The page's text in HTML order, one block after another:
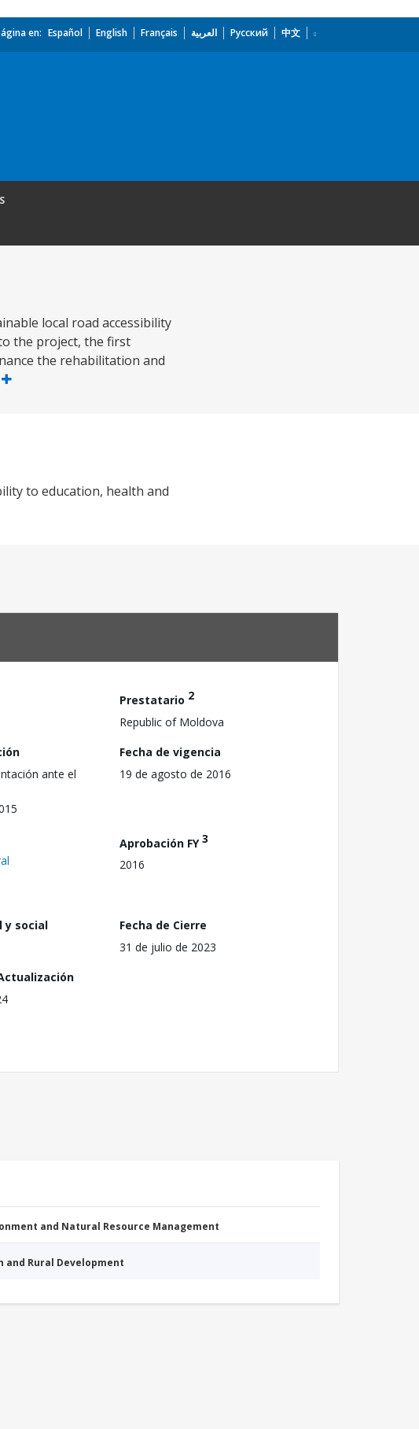
en: Español English Français العربية Русский 中文
local road accessibility
the project, the first
the rehabilitation and
to education, health and
Prestatario 2
Republic of Moldova
ante el
Fecha de vigencia
19 de agosto de 2016
Aprobación FY3
2016
y social
Fecha de Cierre
31 de julio de 2023
and Natural Resource Management
and Rural Development